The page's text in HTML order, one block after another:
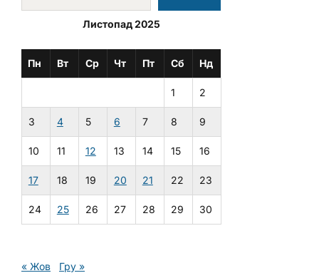
Листопад 2025
Пн Вт Ср Чт Пт Сб Нд
1 2
3 4 5 6 7 8 9
10 11 12 13 14 15 16
17 18 19 20 21 22 23
24 25 26 27 28 29 30
« Жов Гру »